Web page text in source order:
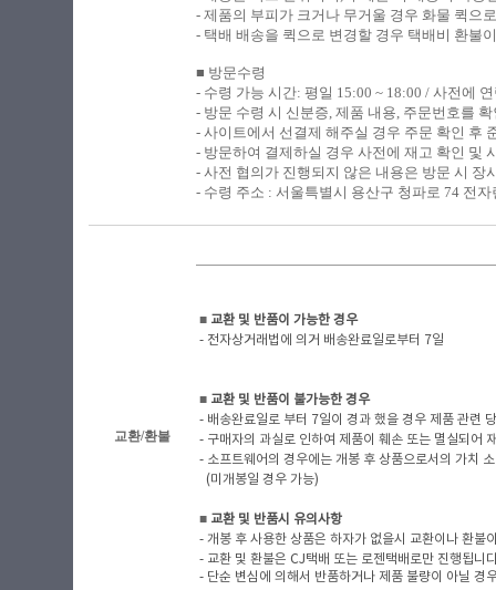
- 제품의 부피가 크거나 무거울 경우 화물 퀵으
- 택배 배송을 퀵으로 변경할 경우 택배비 환불
■ 방문수령
​- 수령 가능 시간: 평일 15:00 ~ 18:00 / 사전에
- 방문 수령 시 신분증, 제품 내용, 주문번호를
- 사이트에서 선결제 해주실 경우 주문 확인 후
- 방문하여 결제하실 경우 사전에 재고 확인 및
- 사전 협의가 진행되지 않은 내용은 방문 시 장
- 수령 주소 : 서울특별시 용산구 청파로 74 전
교환/환불
■ ​ 교환 및 반품이 가능한 경우
- 전자상거래법에 의거 배송완료일로부터 7일
■ ​ 교환 및 반품이 불가능한 경우
- 배송완료일로 부터 7일이 경과 했을 경우 제품 관련
- 구매자의 과실로 인하여 제품이 훼손 또는 멸실되어
- 소프트웨어의 경우에는 개봉 후 상품으로서의 가치
(미개봉일 경우 가능)
■ ​ 교환 및 반품시 유의사항
- 개봉 후 사용한 상품은 하자가 없을시 교환이나 환불
- 교환 및 환불은 CJ택배 또는 로젠택배로만 진행됩니
- 단순 변심에 의해서 반품하거나 제품 불량이 아닐 경